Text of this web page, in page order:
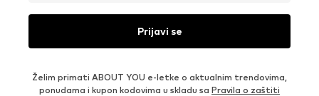
Prijavi se
Želim primati ABOUT YOU e-letke o aktualnim trendovima,
ponudama i kupon kodovima u skladu sa Pravila o zaštiti